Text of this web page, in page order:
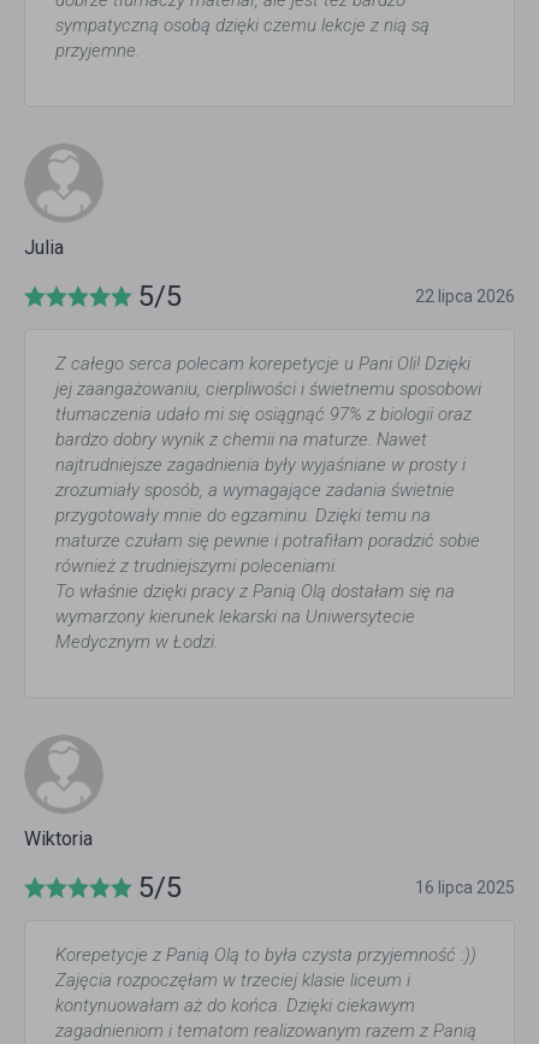
sympatyczną osobą dzięki czemu lekcje z nią są
przyjemne.
Julia
5/5 22 lipca 2026
Z całego serca polecam korepetycje u Pani Oli! Dzięki
jej zaangażowaniu, cierpliwości i świetnemu sposobowi
tłumaczenia udało mi się osiągnąć 97% z biologii oraz
bardzo dobry wynik z chemii na maturze. Nawet
najtrudniejsze zagadnienia były wyjaśniane w prosty i
zrozumiały sposób, a wymagające zadania świetnie
przygotowały mnie do egzaminu. Dzięki temu na
maturze czułam się pewnie i potrafiłam poradzić sobie
również z trudniejszymi poleceniami.
To właśnie dzięki pracy z Panią Olą dostałam się na
wymarzony kierunek lekarski na Uniwersytecie
Medycznym w Łodzi.
Wiktoria
5/5 16 lipca 2025
Korepetycje z Panią Olą to była czysta przyjemność :))
Zajęcia rozpoczęłam w trzeciej klasie liceum i
kontynuowałam aż do końca. Dzięki ciekawym
zagadnieniom i tematom realizowanym razem z Panią